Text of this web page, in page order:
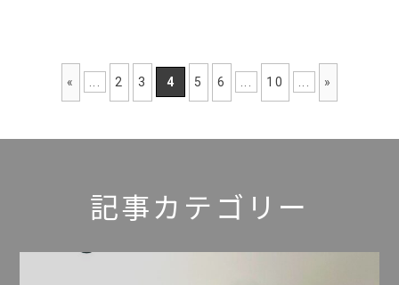
« 2 3 4 5 6 10 »
記事カテゴリー